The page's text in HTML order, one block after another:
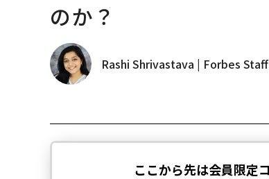
のか？
Rashi Shrivastava | Forbes Staff